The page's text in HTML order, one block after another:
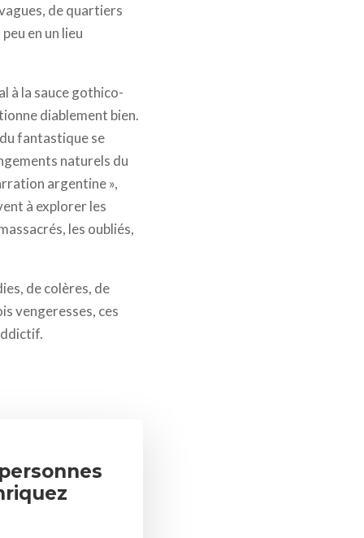
de quartiers
en un lieu
à la sauce gothico-
diablement bien.
fantastique se
naturels du
argentine »,
à explorer les
les oubliés,
de colères, de
vengeresses, ces